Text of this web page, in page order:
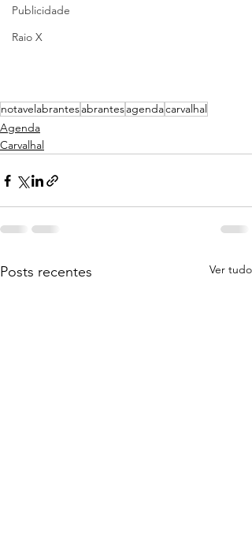
Publicidade
Raio X
notavelabrantesabrantesagendacarvalhal
Agenda
Carvalhal
Posts recentes Ver tudo